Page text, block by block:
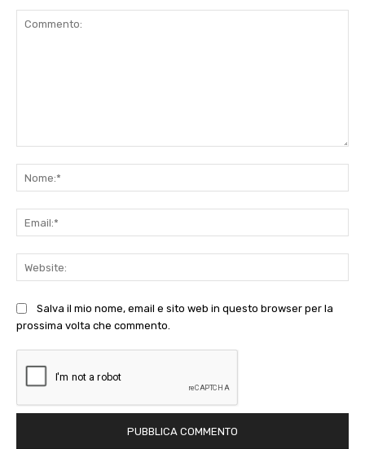
Salva il mio nome, email e sito web in questo browser per la
prossima volta che commento.